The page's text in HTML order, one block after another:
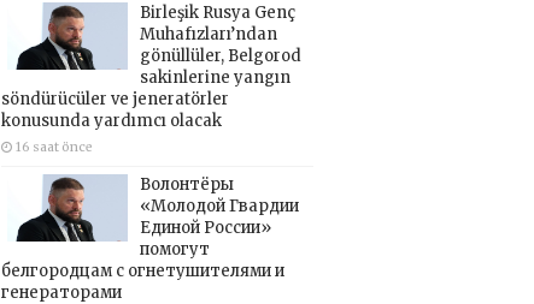
Birleşik Rusya Genç
Muhafızları’ndan
gönüllüler, Belgorod
sakinlerine yangın
söndürücüler ve jeneratörler
konusunda yardımcı olacak
16 saat önce
Волонтёры
«Молодой Гвардии
Единой России»
помогут
белгородцам с огнетушителями и
генераторами